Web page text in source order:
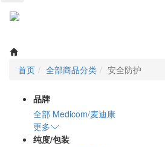
首页 全部商品分类 安全防护
品牌
全部 Medicom/麦迪康
更多
纯度/包装